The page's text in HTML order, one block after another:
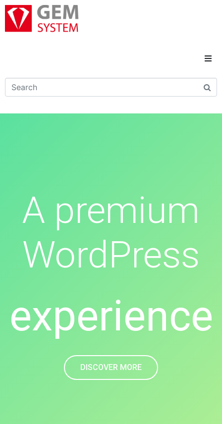
Domů
Kontakty
A premium
WordPress
experience
DISCOVER MORE